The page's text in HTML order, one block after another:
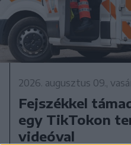
2026. augusztus 09.,
Fejszékkel
egy TikTokon
videóval